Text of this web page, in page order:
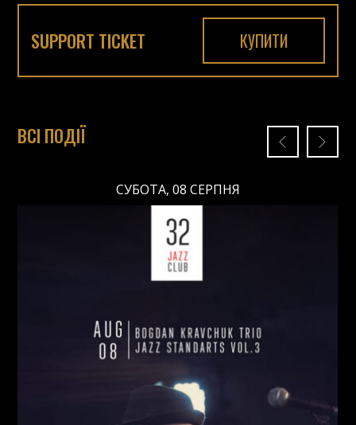
SUPPORT TICKET КУПИТИ
ВСІ ПОДІЇ
СУБОТА, 08 СЕРПНЯ
Ціна: